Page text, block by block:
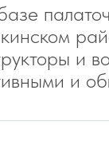
и
и